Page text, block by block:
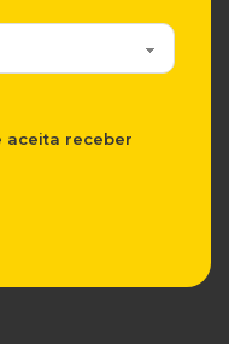
aceita receber